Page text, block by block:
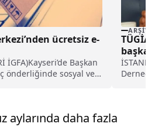
ücretsiz e-
İGFA)Kayseri’de Başkan
önderliğinde sosyal ve
ARŞIV
Derneği
aylarında daha fazla